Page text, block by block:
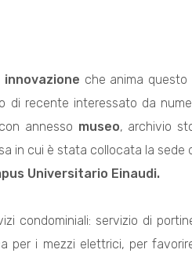
che anima
di recente interessato da
annesso museo, archivio
in cui è stata collocata la sede
Universitario Einaudi.
condominiali: servizio di
per i mezzi elettrici, per